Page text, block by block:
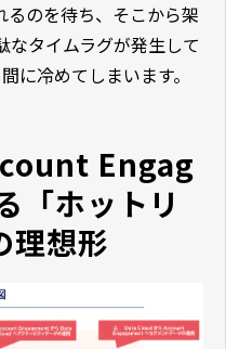
のを待ち、そこから架
タイムラグが発生して
に冷めてしまいます。
Engag
「ホットリ
理想形